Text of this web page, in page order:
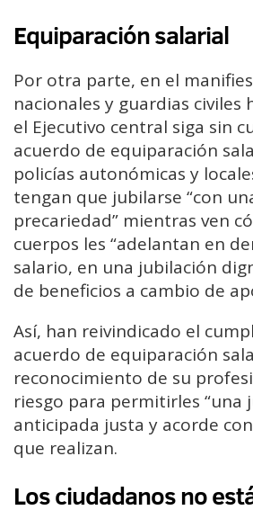
Equiparación salarial
Por otra parte, en el
nacionales y guardias civiles
el Ejecutivo central siga sin
acuerdo de equiparación
policías autonómicas y
tengan que jubilarse “con
precariedad” mientras ven
cuerpos les “adelantan en
salario, en una jubilación
de beneficios a cambio de
Así, han reivindicado el
acuerdo de equiparación
reconocimiento de su
riesgo para permitirles “una
anticipada justa y acorde
que realizan.
Los ciudadanos no